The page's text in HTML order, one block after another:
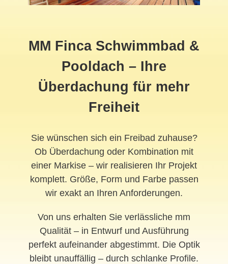
MM Finca Schwimmbad &
Pooldach – Ihre
Überdachung für mehr
Freiheit
Sie wünschen sich ein Freibad zuhause?
Ob Überdachung oder Kombination mit
einer Markise – wir realisieren Ihr Projekt
komplett. Größe, Form und Farbe passen
wir exakt an Ihren Anforderungen.
Von uns erhalten Sie verlässliche mm
Qualität – in Entwurf und Ausführung
perfekt aufeinander abgestimmt. Die Optik
bleibt unauffällig – durch schlanke Profile.